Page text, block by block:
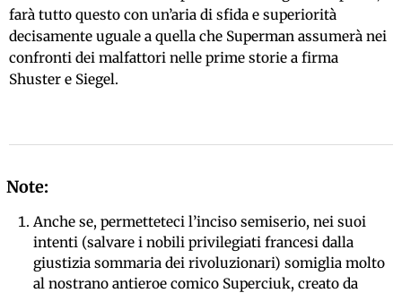
farà tutto questo con un’aria di sfida e superiorità
decisamente uguale a quella che Superman assumerà nei
confronti dei malfattori nelle prime storie a firma
Shuster e Siegel.
Anche se, permetteteci l’inciso semiserio, nei suoi
intenti (salvare i nobili privilegiati francesi dalla
giustizia sommaria dei rivoluzionari) somiglia molto
al nostrano antieroe comico Superciuk, creato da